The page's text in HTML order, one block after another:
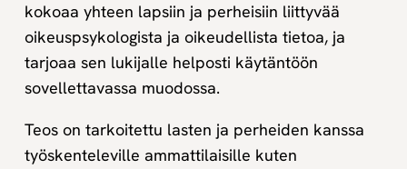
kokoaa yhteen lapsiin ja perheisiin liittyvää
oikeuspsykologista ja oikeudellista tietoa, ja
tarjoaa sen lukijalle helposti käytäntöön
sovellettavassa muodossa.
Teos on tarkoitettu lasten ja perheiden kanssa
työskenteleville ammattilaisille kuten